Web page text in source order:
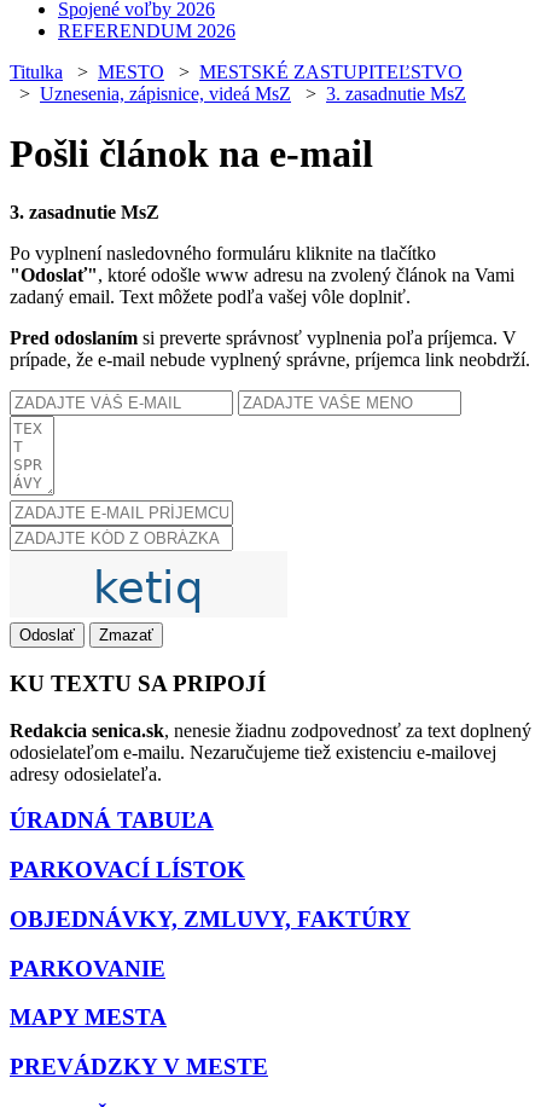
Spojené voľby 2026
REFERENDUM 2026
Titulka > MESTO > MESTSKÉ ZASTUPITEĽSTVO
> Uznesenia, zápisnice, videá MsZ > 3. zasadnutie MsZ
Pošli článok na e-mail
3. zasadnutie MsZ
Po vyplnení nasledovného formuláru kliknite na tlačítko
"Odoslať", ktoré odošle www adresu na zvolený článok na Vami
zadaný email. Text môžete podľa vašej vôle doplniť.
Pred odoslaním si preverte správnosť vyplnenia poľa príjemca. V
prípade, že e-mail nebude vyplnený správne, príjemca link neobdrží.
Odoslať Zmazať
KU TEXTU SA PRIPOJÍ
Redakcia senica.sk, nenesie žiadnu zodpovednosť za text doplnený
odosielateľom e-mailu. Nezaručujeme tiež existenciu e-mailovej
adresy odosielateľa.
ÚRADNÁ TABUĽA
PARKOVACÍ LÍSTOK
OBJEDNÁVKY, ZMLUVY, FAKTÚRY
PARKOVANIE
MAPY MESTA
PREVÁDZKY V MESTE